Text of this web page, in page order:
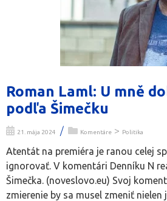
Roman Laml: U mně
podľa Šimečku
21. mája 2024 / Komentáre > Politika
Atentát na premiéra je ranou celej
ignorovať. V komentári Denníku N
Šimečka. (noveslovo.eu) Svoj
zmierenie by sa musel zmeniť